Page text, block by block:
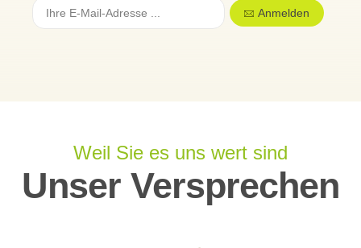
Anmelden
Weil Sie es uns wert sind
Unser Versprechen